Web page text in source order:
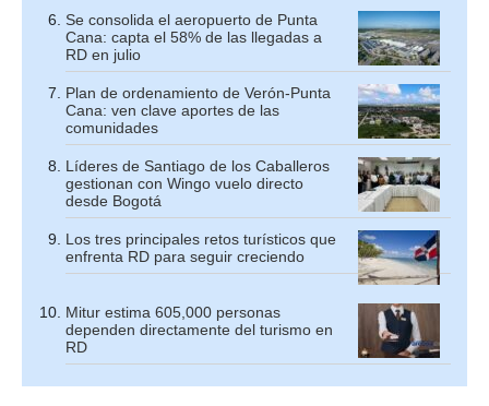
Se consolida el aeropuerto de Punta
Cana: capta el 58% de las llegadas a
RD en julio
Plan de ordenamiento de Verón-Punta
Cana: ven clave aportes de las
comunidades
Líderes de Santiago de los Caballeros
gestionan con Wingo vuelo directo
desde Bogotá
Los tres principales retos turísticos que
enfrenta RD para seguir creciendo
Mitur estima 605,000 personas
dependen directamente del turismo en
RD